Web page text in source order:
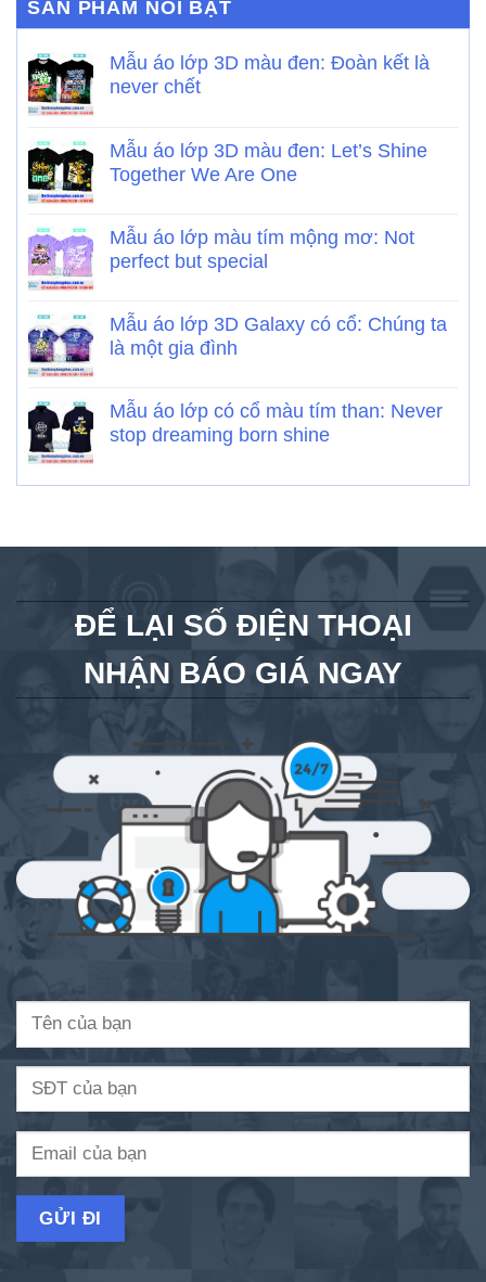
SẢN PHẨM NỔI BẬT
Mẫu áo lớp 3D màu đen: Đoàn kết là
never chết
Mẫu áo lớp 3D màu đen: Let’s Shine
Together We Are One
Mẫu áo lớp màu tím mộng mơ: Not
perfect but special
Mẫu áo lớp 3D Galaxy có cổ: Chúng ta
là một gia đình
Mẫu áo lớp có cổ màu tím than: Never
stop dreaming born shine
ĐỂ LẠI SỐ ĐIỆN THOẠI
NHẬN BÁO GIÁ NGAY